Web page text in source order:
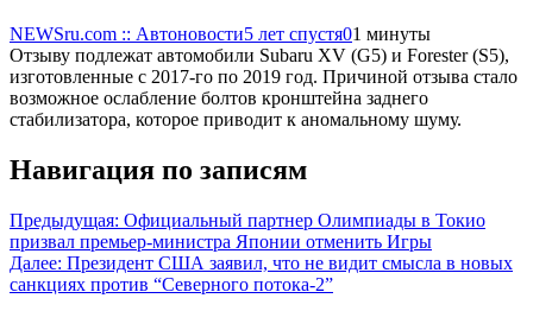
NEWSru.com :: Автоновости5 лет спустя01 минуты
Отзыву подлежат автомобили Subaru XV (G5) и Forester (S5),
изготовленные с 2017-го по 2019 год. Причиной отзыва стало
возможное ослабление болтов кронштейна заднего
стабилизатора, которое приводит к аномальному шуму.
Навигация по записям
Предыдущая: Официальный партнер Олимпиады в Токио
призвал премьер-министра Японии отменить Игры
Далее: Президент США заявил, что не видит смысла в новых
санкциях против “Северного потока-2”